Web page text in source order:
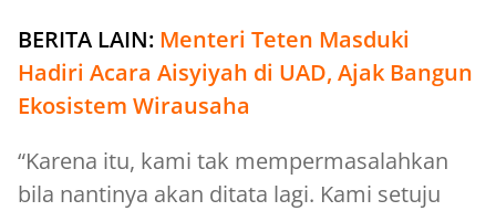
BERITA LAIN: Menteri Teten Masduki
Hadiri Acara Aisyiyah di UAD, Ajak Bangun
Ekosistem Wirausaha
“Karena itu, kami tak mempermasalahkan
bila nantinya akan ditata lagi. Kami setuju